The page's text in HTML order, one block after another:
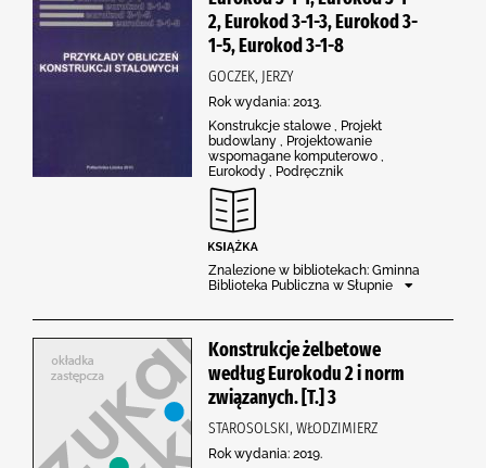
2, Eurokod 3-1-3, Eurokod 3-
1-5, Eurokod 3-1-8
GOCZEK, JERZY
Rok wydania: 2013.
Konstrukcje stalowe , Projekt
budowlany , Projektowanie
wspomagane komputerowo ,
Eurokody , Podręcznik
Znalezione w bibliotekach: Gminna
Biblioteka Publiczna w Słupnie
Konstrukcje żelbetowe
według Eurokodu 2 i norm
związanych. [T.] 3
STAROSOLSKI, WŁODZIMIERZ
Rok wydania: 2019.